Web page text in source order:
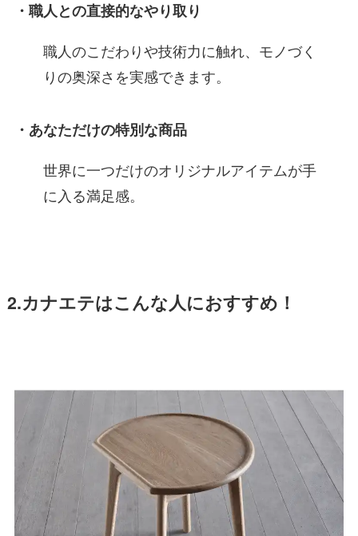
・職人との直接的なやり取り
職人のこだわりや技術力に触れ、モノづく
りの奥深さを実感できます。
・あなただけの特別な商品
世界に一つだけのオリジナルアイテムが手
に入る満足感。
2.カナエテはこんな人におすすめ！